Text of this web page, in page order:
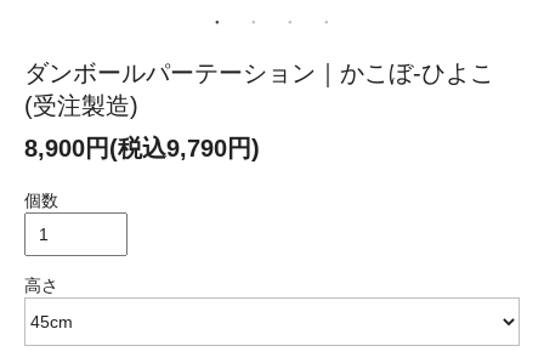
ダンボールパーテーション｜かこぼ-ひよこ
(受注製造)
8,900円(税込9,790円)
個数
高さ